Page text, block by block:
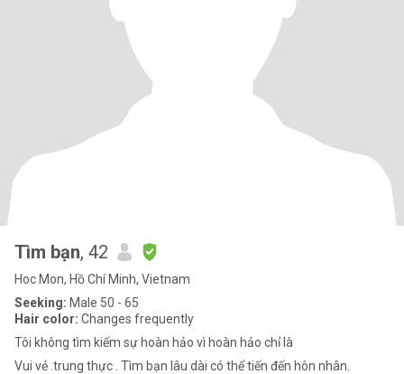
Tìm bạn, 42
Hoc Mon, Hồ Chí Minh, Vietnam
Seeking: Male 50 - 65
Hair color: Changes frequently
Tôi không tìm kiếm sự hoàn hảo vì hoàn hảo chỉ là
Vui vẻ .trung thực . Tìm bạn lâu dài có thể tiến đến hôn nhân.